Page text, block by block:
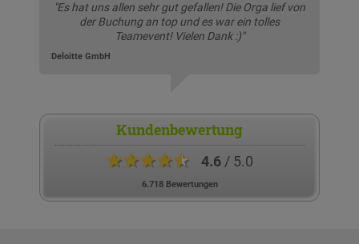
"Es hat uns allen sehr gut gefallen! Die Orga lief von
der Buchung an top und es war ein tolles
Teamevent! Vielen Dank :)"
Deloitte GmbH
Kundenbewertung
★★★★★ 4.6/ 5.0
6.718 Bewertungen